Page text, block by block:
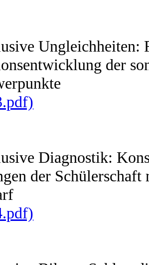
Ungleichheiten:
der
Diagnostik:
der Schülerschaft